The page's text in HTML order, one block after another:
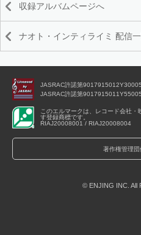
収録アルバムページへ
ナオト・インティライミ 配信
JASRAC許諾第
JASRAC許諾第
このエルマークは、レコード会社
す登録商標です。
RIAJ20008001 / RIAJ20008004
著作権管理
© ENJING INC. All